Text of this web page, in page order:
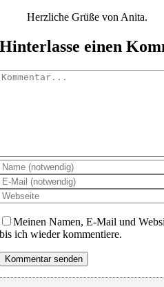
Herzliche Grüße von Anita.
Hinterlasse einen
Meinen Namen, E-Mail und
bis ich wieder kommentiere.